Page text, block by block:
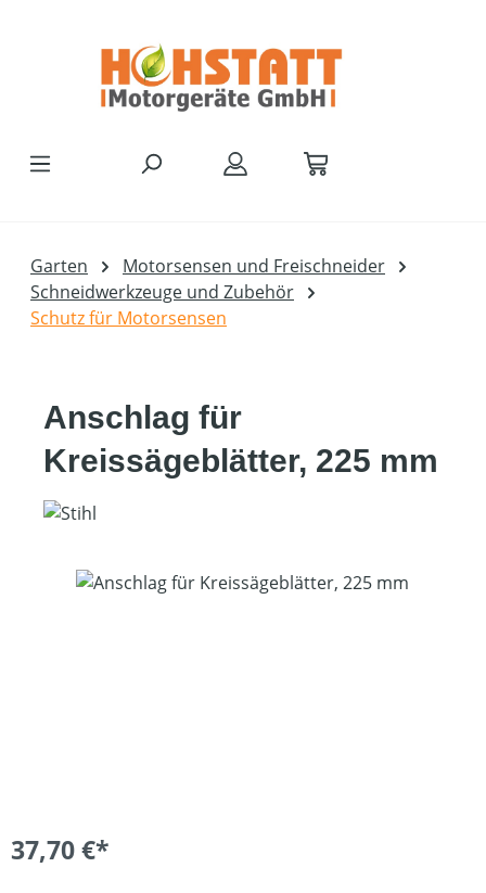
Garten
Motorsensen und Freischneider
Schneidwerkzeuge und Zubehör
Schutz für Motorsensen
Anschlag für
Kreissägeblätter, 225 mm
Bildergalerie überspringen
37,70 €*